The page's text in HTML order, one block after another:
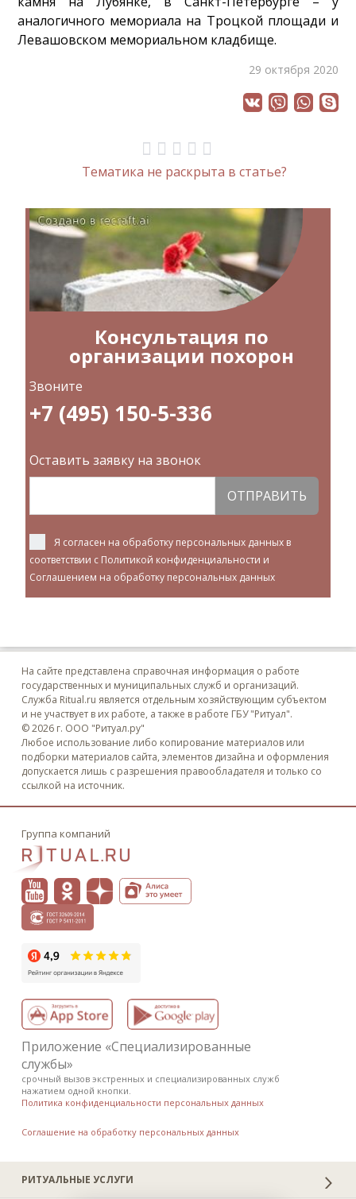
аналогичного мемориала на Троцкой площади и
Левашовском мемориальном кладбище.
29 октября 2020
Тематика не раскрыта в статье?
Консультация по
организации похорон
Звоните
+7 (495) 150-5-336
Оставить заявку на звонок
ОТПРАВИТЬ
Я согласен на обработку персональных данных в
соответствии с Политикой конфиденциальности и
Соглашением на обработку персональных данных
РИТУАЛЬНЫЕ УСЛУГИ
На сайте представлена справочная информация о работе
государственных и муниципальных служб и организаций.
Служба Ritual.ru является отдельным хозяйствующим субъектом
и не участвует в их работе, а также в работе ГБУ "Ритуал".
© 2026 г. ООО "Ритуал.ру"
Любое использование либо копирование материалов или
подборки материалов сайта, элементов дизайна и оформления
допускается лишь с разрешения правообладателя и только со
ссылкой на источник.
Группа компаний
Приложение «Специализированные
службы»
срочный вызов экстренных и специализированных служб
нажатием одной кнопки.
Политика конфиденциальности персональных данных
Соглашение на обработку персональных данных